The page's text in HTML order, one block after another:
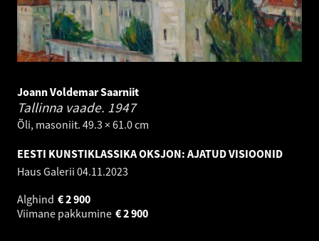
Joann Voldemar Saarniit
Tallinna vaade. 1947
Õli, masoniit. 49.3 × 61.0 cm
EESTI KUNSTIKLASSIKA OKSJON: AJATUD VISIOONID
Haus Galerii 04.11.2023
Alghind
2 900
€
Viimane pakkumine
2 900
€